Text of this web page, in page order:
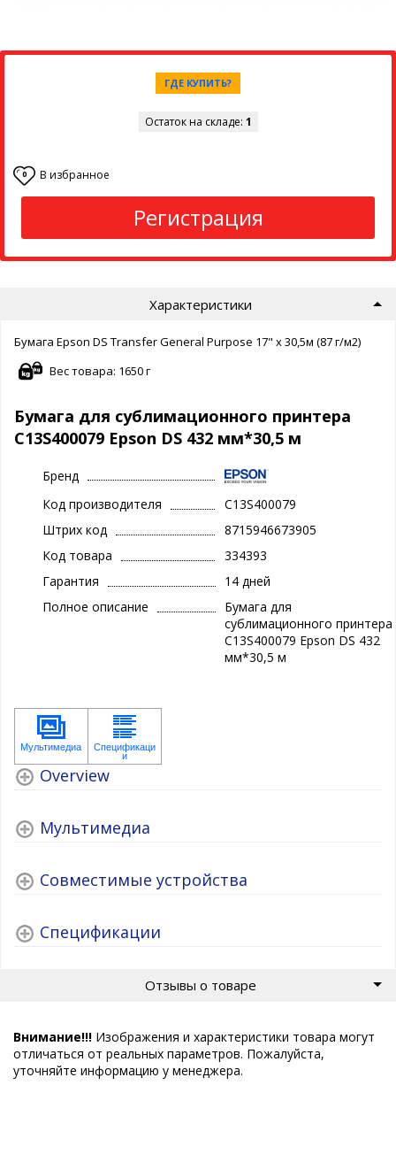
ГДЕ КУПИТЬ?
Остаток на складе: 1
0 В избранное
Регистрация
Характеристики
Бумага Epson DS Transfer General Purpose 17" x 30,5м (87 г/м2)
Вес товара: 1650 г
Бумага для сублимационного принтера
C13S400079 Epson DS 432 мм*30,5 м
Бренд
Код производителя
C13S400079
Штрих код
8715946673905
Код товара
334393
Гарантия
14 дней
Полное описание
Бумага для
сублимационного принтера
C13S400079 Epson DS 432
мм*30,5 м
Overview
Мультимедиа
Совместимые устройства
Спецификации
Отзывы о товаре
Внимание!!! Изображения и характеристики товара могут
отличаться от реальных параметров. Пожалуйста,
уточняйте информацию у менеджера.